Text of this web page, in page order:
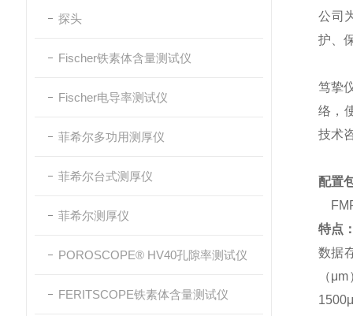
探头
Fischer铁素体含量测试仪
Fischer电导率测试仪
菲希尔多功用测厚仪
菲希尔台式测厚仪
菲希尔测厚仪
POROSCOPE® HV40孔隙率测试仪
FERITSCOPE铁素体含量测试仪
公司
护、
笃挚
络，
技术
配置
特点
数据
（